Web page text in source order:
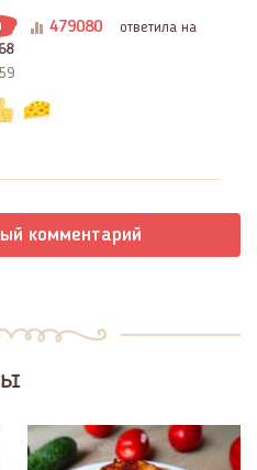
479080
ответила на
комментарий